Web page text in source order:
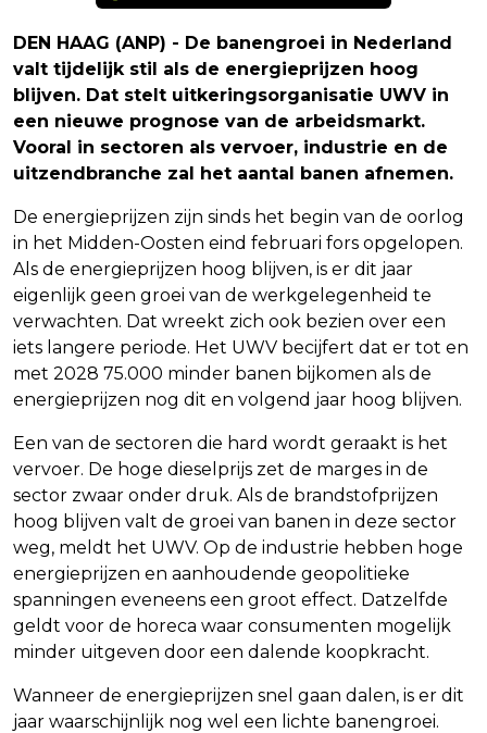
DEN HAAG (ANP) - De banengroei in Nederland
valt tijdelijk stil als de energieprijzen hoog
blijven. Dat stelt uitkeringsorganisatie UWV in
een nieuwe prognose van de arbeidsmarkt.
Vooral in sectoren als vervoer, industrie en de
uitzendbranche zal het aantal banen afnemen.
De energieprijzen zijn sinds het begin van de oorlog
in het Midden-Oosten eind februari fors opgelopen.
Als de energieprijzen hoog blijven, is er dit jaar
eigenlijk geen groei van de werkgelegenheid te
verwachten. Dat wreekt zich ook bezien over een
iets langere periode. Het UWV becijfert dat er tot en
met 2028 75.000 minder banen bijkomen als de
energieprijzen nog dit en volgend jaar hoog blijven.
Een van de sectoren die hard wordt geraakt is het
vervoer. De hoge dieselprijs zet de marges in de
sector zwaar onder druk. Als de brandstofprijzen
hoog blijven valt de groei van banen in deze sector
weg, meldt het UWV. Op de industrie hebben hoge
energieprijzen en aanhoudende geopolitieke
spanningen eveneens een groot effect. Datzelfde
geldt voor de horeca waar consumenten mogelijk
minder uitgeven door een dalende koopkracht.
Wanneer de energieprijzen snel gaan dalen, is er dit
jaar waarschijnlijk nog wel een lichte banengroei.